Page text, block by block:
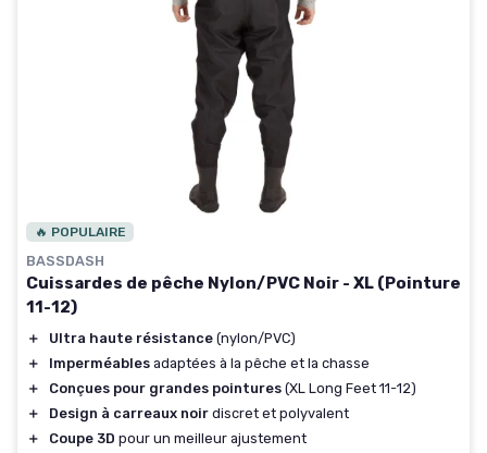
🔥 POPULAIRE
BASSDASH
Cuissardes de pêche Nylon/PVC Noir - XL (Pointure
11-12)
＋ Ultra haute résistance (nylon/PVC)
＋
Imperméables adaptées à la pêche et la chasse
＋
Conçues pour grandes pointures (XL Long Feet 11-12)
＋
Design à carreaux noir discret et polyvalent
＋
Coupe 3D pour un meilleur ajustement